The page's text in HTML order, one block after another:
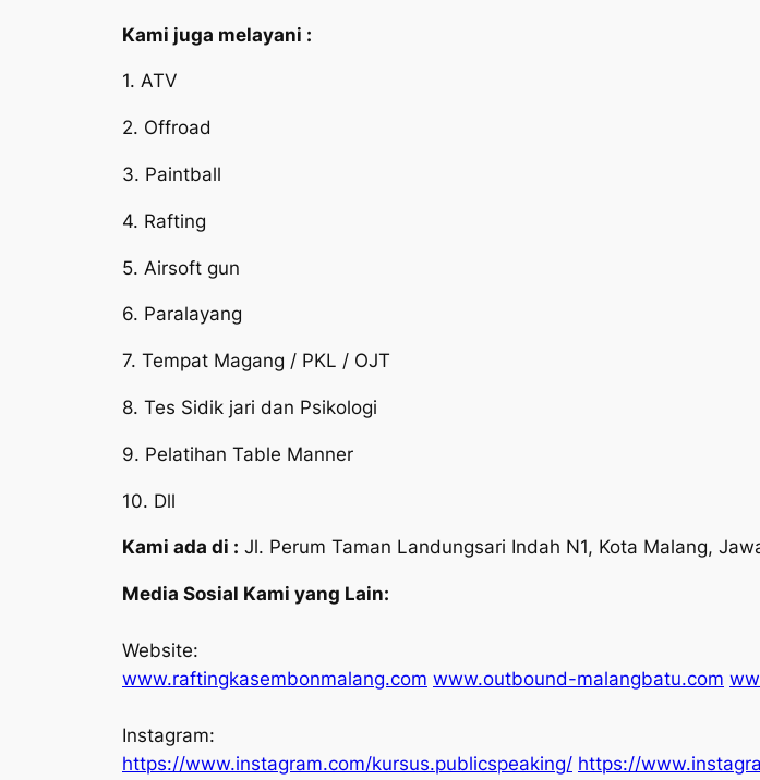
Kami juga melayani :
1. ATV
2. Offroad
3. Paintball
4. Rafting
5. Airsoft gun
6. Paralayang
7. Tempat Magang / PKL / OJT
8. Tes Sidik jari dan Psikologi
9. Pelatihan Table Manner
10. Dll
Kami ada di : Jl. Perum Taman Landungsari Indah N1, Kota Malang,
Media Sosial Kami yang Lain:
Website:
www.raftingkasembonmalang.com www.outbound-malangbatu.com
Instagram:
https://www.instagram.com/kursus.publicspeaking/ https://